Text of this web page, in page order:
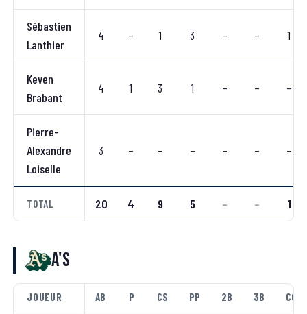
Sébastien
Lanthier
4 – 1 3 – – 1
Keven
Brabant
4 1 3 1 – – –
Pierre-
Alexandre
Loiselle
3 – – – – – –
TOTAL 20 4 9 5 – – 1
A's
JOUEUR AB P CS PP 2B 3B CC